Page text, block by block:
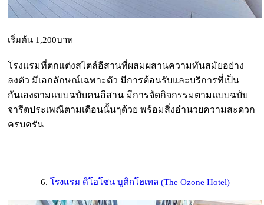
เริ่มต้น 1,200บาท
โรงแรมที่ตกแต่งสไตล์อีสานที่ผสมผสานความทันสมัยอย่าง
ลงตัว มีเอกลักษณ์เฉพาะตัว มีการต้อนรับและบริการที่เป็น
กันเองตามแบบฉบับคนอีสาน มีการจัดกิจกรรมตามแบบฉบับ
จารีตประเพณีตามเดือนนั้นๆด้วย พร้อมสิ่งอำนวยความสะดวก
ครบครัน
6. โรงแรม ดิโอโซน บูติกโฮเทล (The Ozone Hotel)